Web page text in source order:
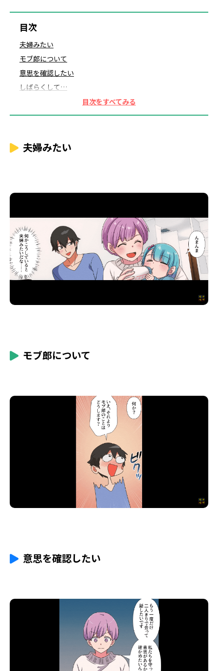
目次
夫婦みたい
モブ郎について
意思を確認したい
しばらくして…
弁護士がいた方がいい
役に立てていないゲン
夫婦みたい
モブ郎について
意思を確認したい